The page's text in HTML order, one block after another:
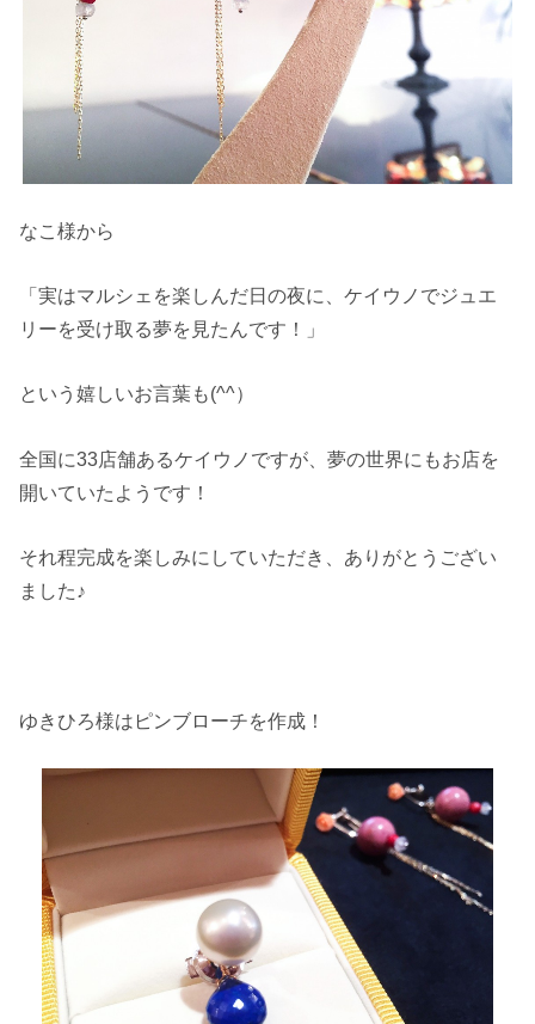
なこ様から
「実はマルシェを楽しんだ日の夜に、ケイウノでジュエ
リーを受け取る夢を見たんです！」
という嬉しいお言葉も(^^）
全国に33店舗あるケイウノですが、夢の世界にもお店を
開いていたようです！
それ程完成を楽しみにしていただき、ありがとうござい
ました♪
ゆきひろ様はピンブローチを作成！